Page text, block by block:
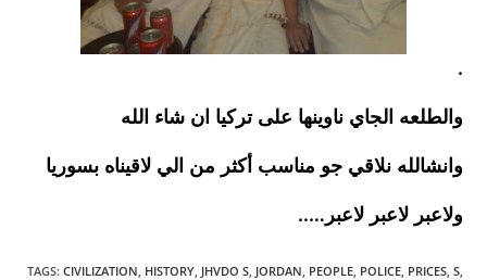
.
والطلعه الجاي ناوينها على تركيا ان شاء الله
وانشالله نلاقي جو مناسب أكثر من الي لاقيناه بسوريا
ولاعبر لاعبر لاعبر…..
TAGS: CIVILIZATION HISTORY, JHVDO S, JORDAN PEOPLE, POLICE, PRICES, S,